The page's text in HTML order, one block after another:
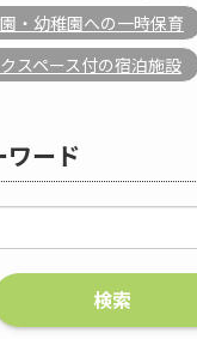
・幼稚園への一時保育
スペース付の宿泊施設
ワード